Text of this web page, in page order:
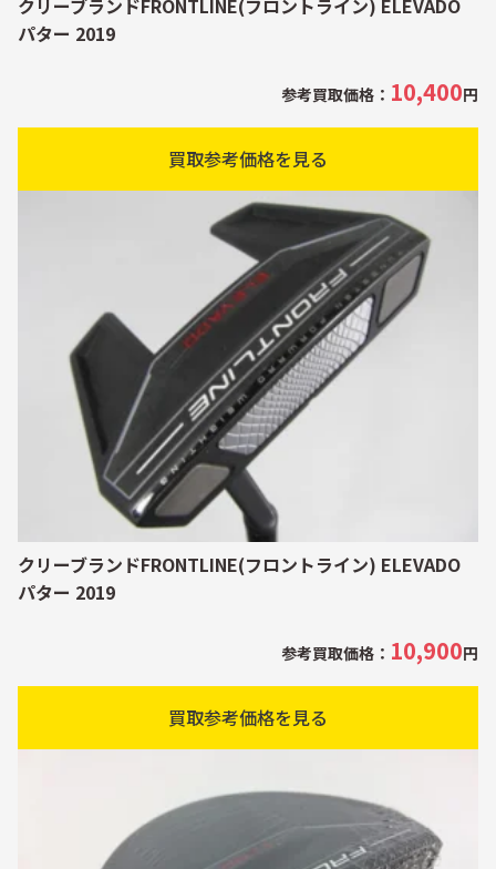
パター 2019
参考買取価格： 10,400円
買取参考価格を見る
クリーブランドFRONTLINE(フロントライン) ELEVADO
パター 2019
参考買取価格： 10,900円
買取参考価格を見る